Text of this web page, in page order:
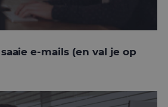
e-mails (en val je op